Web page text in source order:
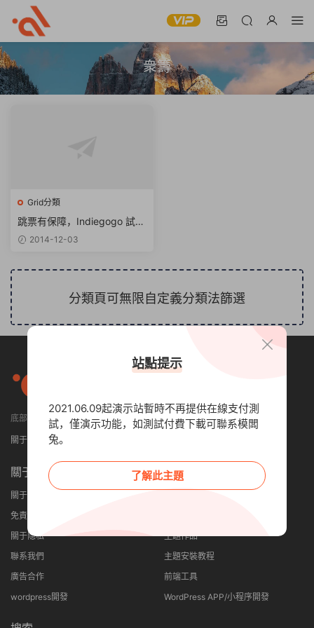
衆籌
Grid分類
跳票有保障，Indiegogo 試水
衆籌保險
2014-12-03
分類頁可無限自定義分類法篩選
底部小工具可設置顯示4列或者5列
關于我們 免責申明
關于
關于我們
免責申明
關于隐私
聯系我們
廣告合作
wordpress開發
其他
主題作品
主題安裝教程
前端工具
WordPress APP/小程序開發
站點提示
2021.06.09起演示站暫時不再提供在線支付測
試，僅演示功能，如測試付費下載可聯系模闆
兔。
了解此主題